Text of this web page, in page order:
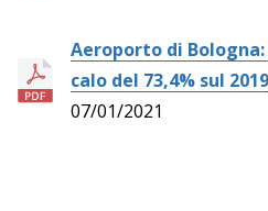
Aeroporto di
calo del 73,4% sul 2019
07/01/2021